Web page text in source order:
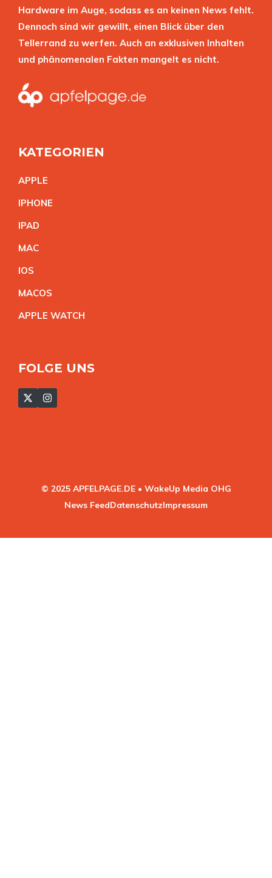
Hardware im Auge, sodass es an keinen News fehlt.
Dennoch sind wir gewillt, einen Blick über den
Tellerrand zu werfen. Auch an exklusiven Inhalten
und phänomenalen Fakten mangelt es nicht.
KATEGORIEN
APPLE
IPHONE
IPAD
MAC
IOS
MACOS
APPLE WATCH
FOLGE UNS
© 2025 APFELPAGE.DE • WakeUp Media OHG
News FeedDatenschutzImpressum